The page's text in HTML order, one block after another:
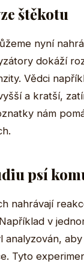
štěkotu
nyní
dokáží
Vědci
a kratší,
nám
psí
nahrávají
v
Tyto